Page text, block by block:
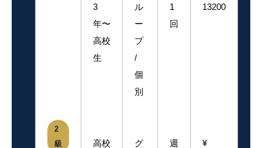
3
年〜
高校
生
ル
ー
プ
/
個
別
1
回
13200
2
級
高校
グ
週
¥